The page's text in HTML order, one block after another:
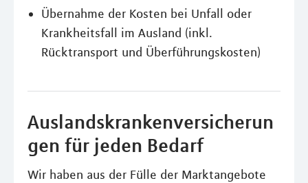
Übernahme der Kosten bei Unfall oder
Krankheitsfall im Ausland (inkl.
Rücktransport und Überführungskosten)
Auslandskrankenversicherun
gen für jeden Bedarf
Wir haben aus der Fülle der Marktangebote